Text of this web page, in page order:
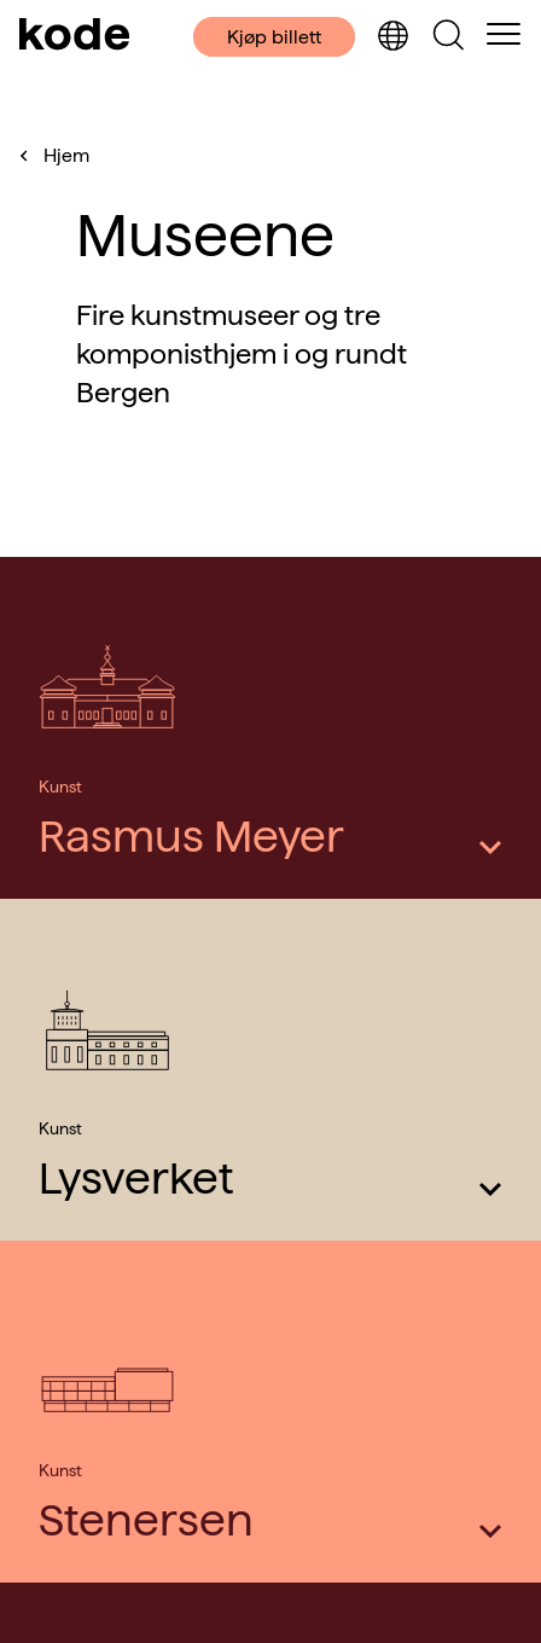
Kjøp billett
Hjem
Museene
Fire kunstmuseer og tre
komponisthjem i og rundt
Bergen
Kunst
Rasmus Meyer
Kunst
Lysverket
Kunst
Stenersen